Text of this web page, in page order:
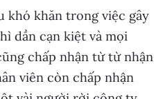
khó khăn trong việc gây
dần cạn kiệt và mọi
chấp nhận từ từ nhận
viên còn chấp nhận